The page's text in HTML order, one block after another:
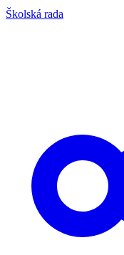
Školská rada